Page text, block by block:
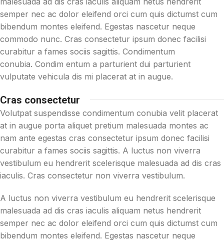
semper nec ac dolor eleifend orci cum quis dictumst cum
bibendum montes eleifend. Egestas nascetur neque
commodo nunc. Cras consectetur ipsum donec facilisi
curabitur a fames sociis sagittis. Condimentum
conubia. Condim entum a parturient dui parturient
vulputate vehicula dis mi placerat at in augue.
Cras consectetur
Volutpat suspendisse condimentum conubia velit placerat
at in augue porta aliquet pretium malesuada montes ac
nam ante egestas cras consectetur ipsum donec facilisi
curabitur a fames sociis sagittis. A luctus non viverra
vestibulum eu hendrerit scelerisque malesuada ad dis cras
iaculis. Cras consectetur non viverra vestibulum.
A luctus non viverra vestibulum eu hendrerit scelerisque
malesuada ad dis cras iaculis aliquam netus hendrerit
semper nec ac dolor eleifend orci cum quis dictumst cum
bibendum montes eleifend. Egestas nascetur neque